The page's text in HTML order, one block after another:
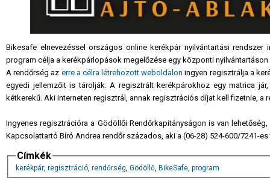
Bikesafe elnevezéssel országos online kerékpár nyilvántartási
program célja a kerékpárlopások megelőzése egy központi nyilvántartáson
A rendőrség az erre a célra létrehozott weboldalon ingyen regisztrálja a
egyedi jellemzőit is tárolják. A regisztrált kerékpárokhoz egy matrica
kétkerekű. Aki interneten regisztrál, annak regisztrációs díjat kell fizetnie,
Ingyenes regisztrációra a Gödöllői Rendőrkapitányságon is van
Kapcsolattartó Bíró Andrea rendőr százados, aki a (06-28) 524-600/7241-
Címkék
kerékpár, regisztráció, rendőrség, Gödöllő, BikeSafe, program